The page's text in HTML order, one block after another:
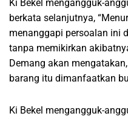
Ki Bekel mengangguk-
berkata selanjutnya,
menanggapi persoalan ini
tanpa memikirkan
Demang akan
barang itu dimanfaatkan
Ki Bekel mengangguk-